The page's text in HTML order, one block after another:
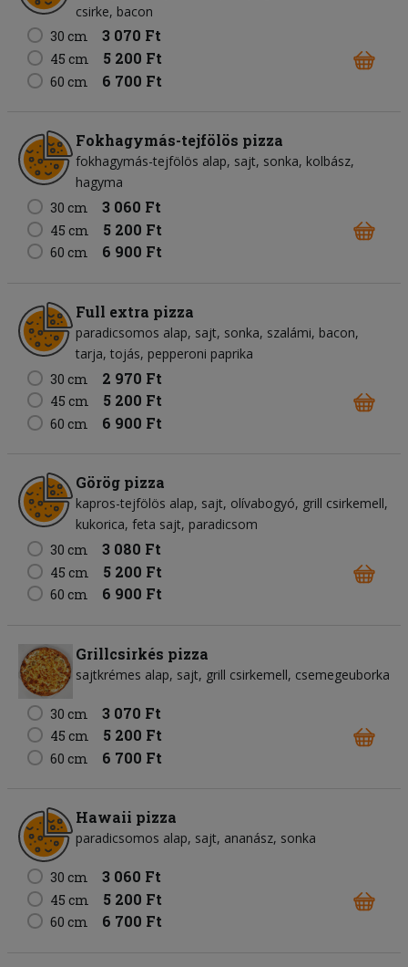
csirke bacon
30 cm
3 070 Ft
45 cm 5 200 Ft
60 cm 6 700 Ft
Fokhagymás-tejfölös pizza
fokhagymás-tejfölös alap sajt sonka kolbász
hagyma
30 cm
3 060 Ft
45 cm 5 200 Ft
60 cm 6 900 Ft
Full extra pizza
paradicsomos alap sajt sonka szalámi bacon
tarja tojás pepperoni paprika
30 cm
2 970 Ft
45 cm 5 200 Ft
60 cm 6 900 Ft
Görög pizza
kapros-tejfölös alap sajt olívabogyó grill csirkemell
kukorica feta sajt paradicsom
30 cm
3 080 Ft
45 cm 5 200 Ft
60 cm 6 900 Ft
Grillcsirkés pizza
sajtkrémes alap sajt grill csirkemell csemegeuborka
30 cm 3 070 Ft
45 cm 5 200 Ft
60 cm 6 700 Ft
Hawaii pizza
paradicsomos alap sajt ananász sonka
30 cm 3 060 Ft
45 cm 5 200 Ft
60 cm 6 700 Ft